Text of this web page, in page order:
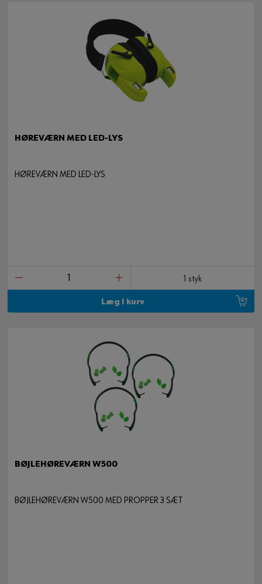
HØREVÆRN MED LED-LYS
HØREVÆRN MED LED-LYS
1 styk
Læg i kurv
BØJLEHØREVÆRN W500
BØJLEHØREVÆRN W500 MED PROPPER 3 SÆT